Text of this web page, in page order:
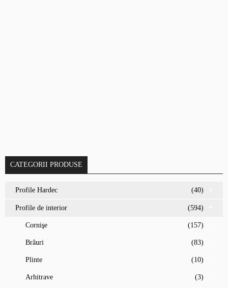
CATEGORII PRODUSE
Profile Hardec (40)
Profile de interior (594)
Cornişe (157)
Brâuri (83)
Plinte (10)
Arhitrave (3)